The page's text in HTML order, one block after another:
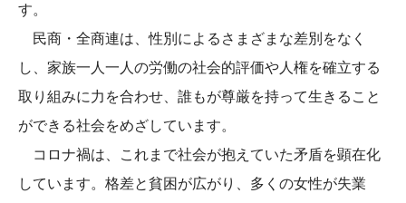
す。
民商・全商連は、性別によるさまざまな差別をなく
し、家族一人一人の労働の社会的評価や人権を確立する
取り組みに力を合わせ、誰もが尊厳を持って生きること
ができる社会をめざしています。
コロナ禍は、これまで社会が抱えていた矛盾を顕在化
しています。格差と貧困が広がり、多くの女性が失業